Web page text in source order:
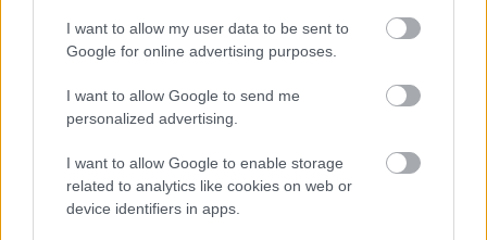
I want to allow my user data to be sent to
Google for online advertising purposes.
I want to allow Google to send me
personalized advertising.
I want to allow Google to enable storage
related to analytics like cookies on web or
device identifiers in apps.